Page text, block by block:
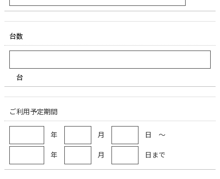
台数
台
ご利用予定期間
年 月 日 ～
年 月 日まで